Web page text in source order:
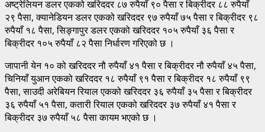
अष्ट्रेलियन डलर एकको खरिददर ८७ रुपैयाँ ९० पैसा र बिक्रीदर ८८ रुपैयाँ
२९ पैसा, क्यानेडियन डलर एकको खरिददर ९७ रुपैयाँ ७५ पैसा र बिक्रीदर ९८
रुपैयाँ १८ पैसा, सिङ्गापुर डलर एकको खरिददर १०५ रुपैयाँ ३६ पैसा र
बिक्रीदर १०५ रुपैयाँ ८२ पैसा निर्धारण गरिएको छ ।
जापानी येन १० को खरिददर नौ रुपैयाँ ४१ पैसा र बिक्रीदर नौ रुपैयाँ ४५ पैसा,
चिनियाँ युआन एकको खरिददर १८ रुपैयाँ ९१ पैसा र बिक्रीदर १८ रुपैयाँ ९९
पैसा, साउदी अरेबियन रियाल एकको खरिददर ३६ रुपैयाँ ३५ पैसा र बिक्रीदर
३६ रुपैयाँ ५१ पैसा, कतारी रियाल एकको खरिददर ३७ रुपैयाँ ४१ पैसा र
बिक्रीदर ३७ रुपैयाँ ५८ पैसा कायम भएको छ ।